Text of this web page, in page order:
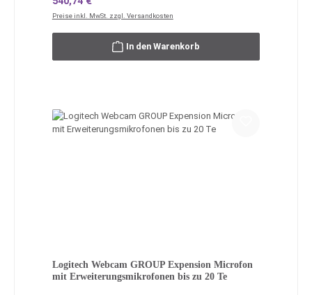
Preise inkl. MwSt. zzgl. Versandkosten
In den Warenkorb
Logitech Webcam GROUP Expension Microfon
mit Erweiterungsmikrofonen bis zu 20 Te